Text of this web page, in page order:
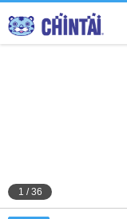
1 /36